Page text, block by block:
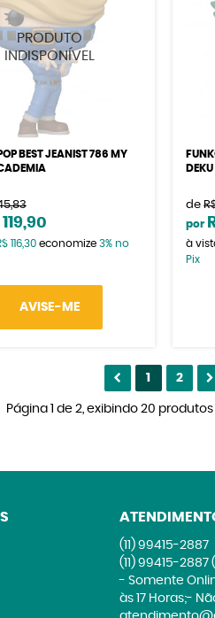
BEST JEANIST 786 MY
119,90
116,30economize 3% no
AVISE-ME
de
por
à
Pix
1 2
Página 1 de 2, exibindo 20
(11) 99415-2887
(11) 99415-2887
- Somente
às 17 Horas;-